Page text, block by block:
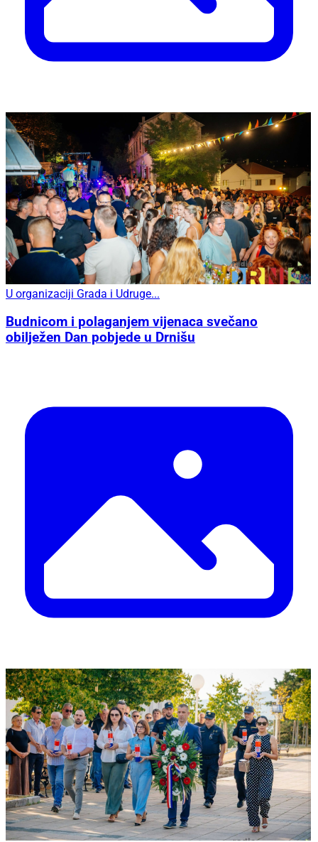
U organizaciji Grada i Udruge...
Budnicom i polaganjem vijenaca svečano
obilježen Dan pobjede u Drnišu